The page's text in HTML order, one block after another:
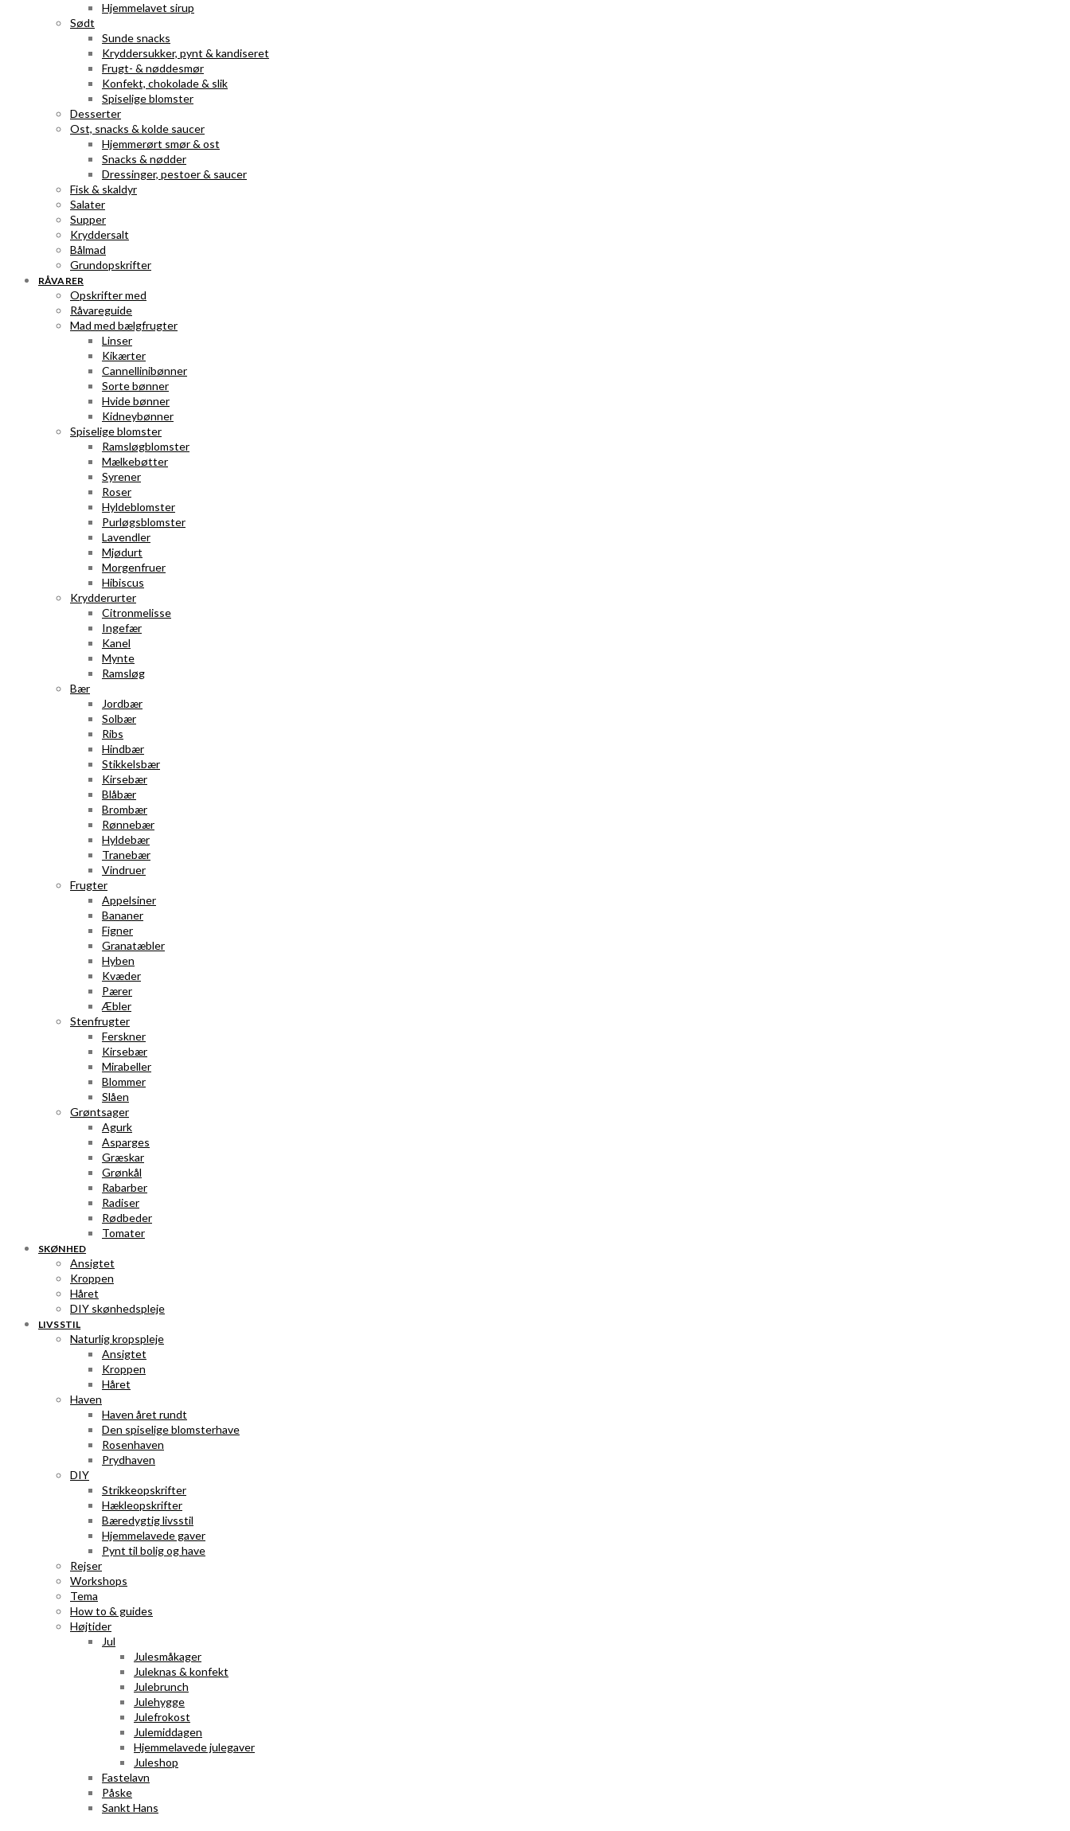
Hjemmelavet sirup
Sødt
Sunde snacks
Kryddersukker, pynt & kandiseret
Frugt- & nøddesmør
Konfekt, chokolade & slik
Spiselige blomster
Desserter
Ost, snacks & kolde saucer
Hjemmerørt smør & ost
Snacks & nødder
Dressinger, pestoer & saucer
Fisk & skaldyr
Salater
Supper
Kryddersalt
Bålmad
Grundopskrifter
RÅVARER
Opskrifter med
Råvareguide
Mad med bælgfrugter
Linser
Kikærter
Cannellinibønner
Sorte bønner
Hvide bønner
Kidneybønner
Spiselige blomster
Ramsløgblomster
Mælkebøtter
Syrener
Roser
Hyldeblomster
Purløgsblomster
Lavendler
Mjødurt
Morgenfruer
Hibiscus
Krydderurter
Citronmelisse
Ingefær
Kanel
Mynte
Ramsløg
Bær
Jordbær
Solbær
Ribs
Hindbær
Stikkelsbær
Kirsebær
Blåbær
Brombær
Rønnebær
Hyldebær
Tranebær
Vindruer
Frugter
Appelsiner
Bananer
Figner
Granatæbler
Hyben
Kvæder
Pærer
Æbler
Stenfrugter
Ferskner
Kirsebær
Mirabeller
Blommer
Slåen
Grøntsager
Agurk
Asparges
Græskar
Grønkål
Rabarber
Radiser
Rødbeder
Tomater
SKØNHED
Ansigtet
Kroppen
Håret
DIY skønhedspleje
LIVSSTIL
Naturlig kropspleje
Ansigtet
Kroppen
Håret
Haven
Haven året rundt
Den spiselige blomsterhave
Rosenhaven
Prydhaven
DIY
Strikkeopskrifter
Hækleopskrifter
Bæredygtig livsstil
Hjemmelavede gaver
Pynt til bolig og have
Rejser
Workshops
Tema
How to & guides
Højtider
Jul
Julesmåkager
Juleknas & konfekt
Julebrunch
Julehygge
Julefrokost
Julemiddagen
Hjemmelavede julegaver
Juleshop
Fastelavn
Påske
Sankt Hans